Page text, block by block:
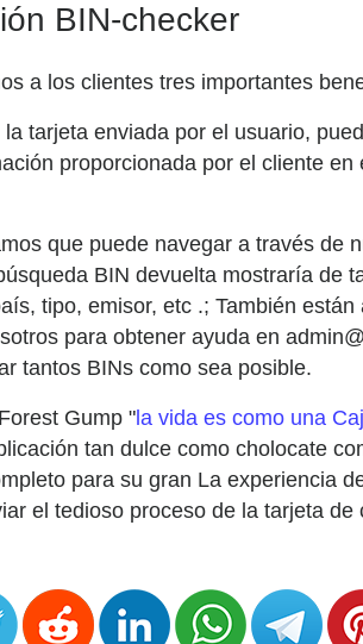
BIN-checker
a los clientes tres importantes
tarjeta enviada por el usuario,
proporcionada por el cliente
que puede navegar a través de
BIN devuelta mostraría de
tipo, emisor, etc .; También
para obtener ayuda en
tantos BINs como sea posible.
Gump "la vida es como una
tan dulce como cholocate
para su gran La experiencia
el tedioso proceso de la tarjeta